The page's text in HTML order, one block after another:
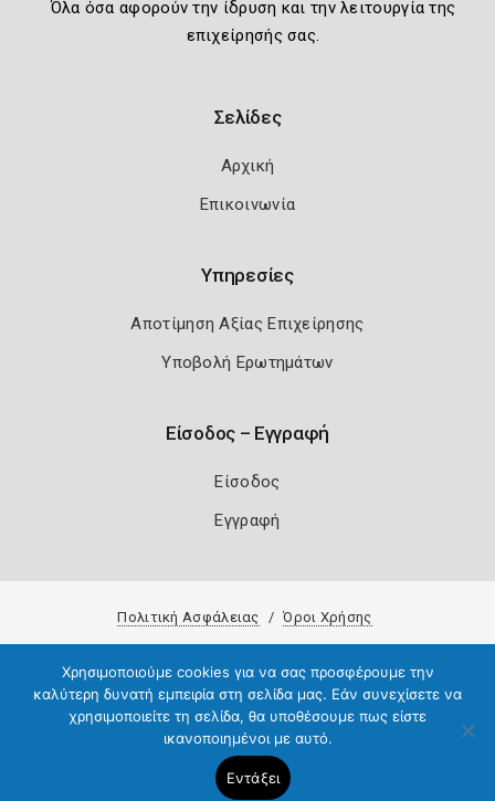
Όλα όσα αφορούν την ίδρυση και την λειτουργία της
επιχείρησής σας.
Σελίδες
Αρχική
Επικοινωνία
Υπηρεσίες
Αποτίμηση Αξίας Επιχείρησης
Υποβολή Ερωτημάτων
Είσοδος – Εγγραφή
Είσοδος
Εγγραφή
Πολιτική Ασφάλειας Όροι Χρήσης
Χρησιμοποιούμε cookies για να σας προσφέρουμε την
καλύτερη δυνατή εμπειρία στη σελίδα μας. Εάν συνεχίσετε να
χρησιμοποιείτε τη σελίδα, θα υποθέσουμε πως είστε
ικανοποιημένοι με αυτό.
Εντάξει